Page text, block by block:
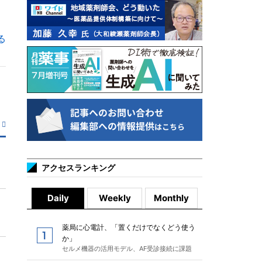
アクセスランキング
Daily Weekly Monthly
薬局に心電計、「置くだけでなくどう使う
か」
セルメ機器の活用モデル、AF受診接続に課題